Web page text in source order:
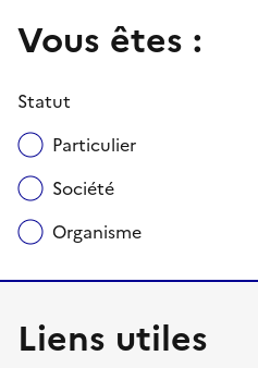
Vous êtes :
Statut
Particulier
Société
Organisme
Liens utiles